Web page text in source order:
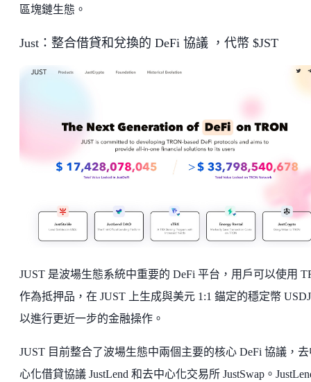
區塊鏈生態。
Just：整合借貸和兌換的 DeFi 協議 ，代幣 $JST
JUST 是波場生態系統中重要的 DeFi 平台，用戶可以使用
作為抵押品，在 JUST 上生成與美元 1:1 錨定的穩定幣
以進行更近一步的金融操作。
JUST 目前整合了波場生態中兩個主要的核心 DeFi 協議，
心化借貸協議 JustLend 和去中心化交易所 JustSwap。